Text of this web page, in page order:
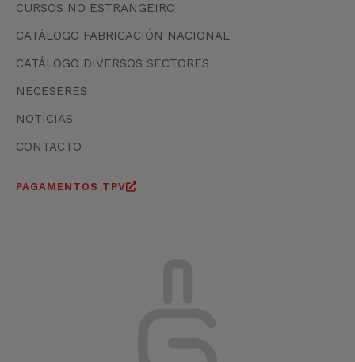
CURSOS NO ESTRANGEIRO
CATÁLOGO FABRICACIÓN NACIONAL
CATÁLOGO DIVERSOS SECTORES
NECESERES
NOTÍCIAS
CONTACTO
PAGAMENTOS TPV